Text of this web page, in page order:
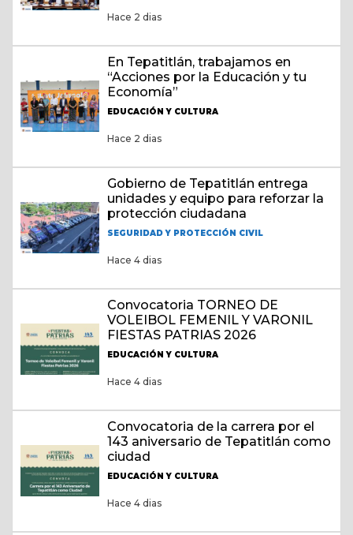
Hace 2 dias
En Tepatitlán, trabajamos en
“Acciones por la Educación y tu
Economía”
EDUCACIÓN Y CULTURA
Hace 2 dias
Gobierno de Tepatitlán entrega
unidades y equipo para reforzar la
protección ciudadana
SEGURIDAD Y PROTECCIÓN CIVIL
Hace 4 dias
Convocatoria TORNEO DE
VOLEIBOL FEMENIL Y VARONIL
FIESTAS PATRIAS 2026
EDUCACIÓN Y CULTURA
Hace 4 dias
Convocatoria de la carrera por el
143 aniversario de Tepatitlán como
ciudad
EDUCACIÓN Y CULTURA
Hace 4 dias